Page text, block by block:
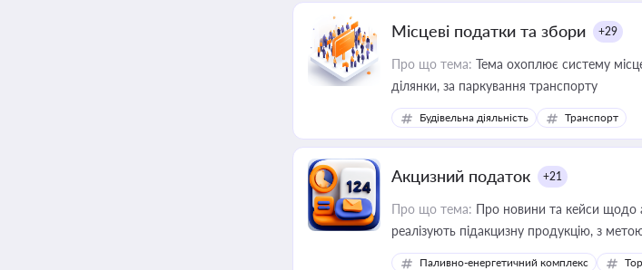
Місцеві податки та збори +29
Про що тема: Тема охоплює систему
ділянки, за паркування транспорту
Будівельна діяльність Транспорт
Акцизний податок +21
Про що тема: Про новини та кейси щодо
реалізують підакцизну продукцію, з
Паливно-енергетичний комплекс